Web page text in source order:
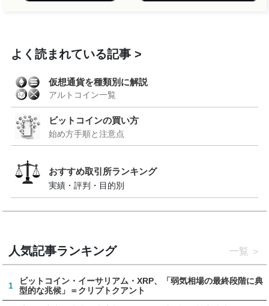
よく読まれている記事
仮想通貨を種類別に解説
アルトコイン一覧
ビットコインの買い方
始め方手順と注意点
おすすめ取引所ランキング
実績・評判・目的別
人気記事ランキング 一覧
1
ビットコイン・イーサリアム・XRP、「弱気相場の最終段階に典
型的な兆候」＝クリプトクアント